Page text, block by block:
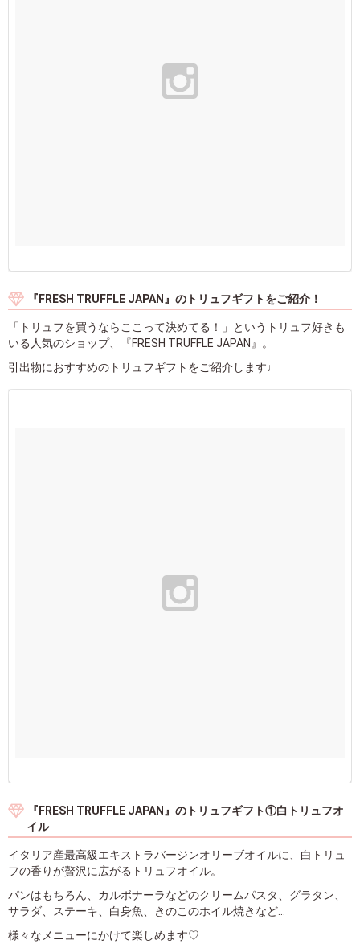
『FRESH TRUFFLE JAPAN』のトリュフギフトをご紹介！
「トリュフを買うならここって決めてる！」というトリュフ好きも
いる人気のショップ、『FRESH TRUFFLE JAPAN』。
引出物におすすめのトリュフギフトをご紹介します♩
『FRESH TRUFFLE JAPAN』のトリュフギフト①白トリュフオ
イル
イタリア産最高級エキストラバージンオリーブオイルに、白トリュ
フの香りが贅沢に広がるトリュフオイル。
パンはもちろん、カルボナーラなどのクリームパスタ、グラタン、
サラダ、ステーキ、白身魚、きのこのホイル焼きなど…
様々なメニューにかけて楽しめます♡